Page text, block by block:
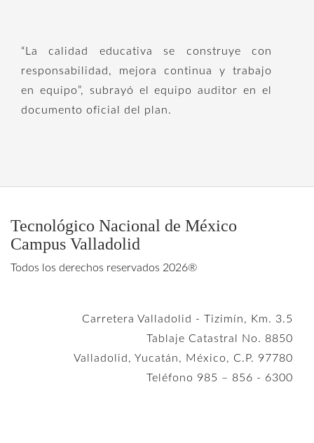
“La calidad educativa se construye con
responsabilidad, mejora continua y trabajo
en equipo”, subrayó el equipo auditor en el
documento oficial del plan.
Tecnológico Nacional de México
Campus Valladolid
Todos los derechos reservados 2026®
Carretera Valladolid - Tizimín, Km. 3.5
Tablaje Catastral No. 8850
Valladolid, Yucatán, México, C.P. 97780
Teléfono 985 – 856 - 6300